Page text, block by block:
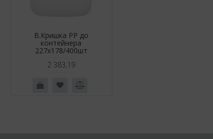
В.Кришка РР до
контейнера
227х178/400шт
2 383,19